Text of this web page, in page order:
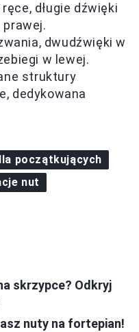
długie dźwięki
dwudźwięki w
w lewej.
struktury
dedykowana
początkujących
nut
skrzypce? Odkryj
nuty na fortepian!